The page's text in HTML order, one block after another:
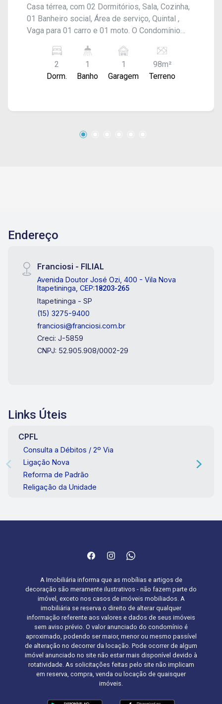
Casa térrea, com 02 Dormitórios, Sala, Cozinha,
01 Banheiro social, Área de serviço, Quintal ,
Vaga para 01 carro e 01 moto. O Condomínio
e veículos), Lazer completo com Salão de
festas, Redário, Piscina adulto e infantil, Quadra,
Pista de Caminhada, Bicicletário e Playground.
2
Dorm.
1
Banho
1
Garagem
98m²
Terreno
Endereço
Franciosi - FILIAL
Avenida Doutor José Ozi, 400 - Vila Nova
Itapetininga, CEP:18203-265
Itapetininga - SP
(15) 3275-9400
franciosi@franciosi.com.br
Creci: J-5859
CNPJ: 52.905.908/0002-29
Links Úteis
CPFL
Consulta a Débitos / 2º Via
Ligação Nova
Reforma de Padrão
Religação da Unidade
A Imobiliária informa que as mobílias e artigos de
decoração são meramente ilustrativos - não fazem parte do
imóvel, exceto nos casos de imóveis mobiliados. A
imobiliária se reserva o direito de alterar qualquer
informação referente aos valores e dados de seus imóveis
sem aviso prévio. O valor anunciado do condomínio é
aproximado, podendo ser maior, menor ou mesmo passível
de alteração no decorrer da locação. Pode ocorrer de algum
imóvel anunciado no site não estar mais disponível devido à
rotatividade. As solicitações feitas pelo site não implicam
em reserva, compra, venda ou locação de quaisquer
imóveis.